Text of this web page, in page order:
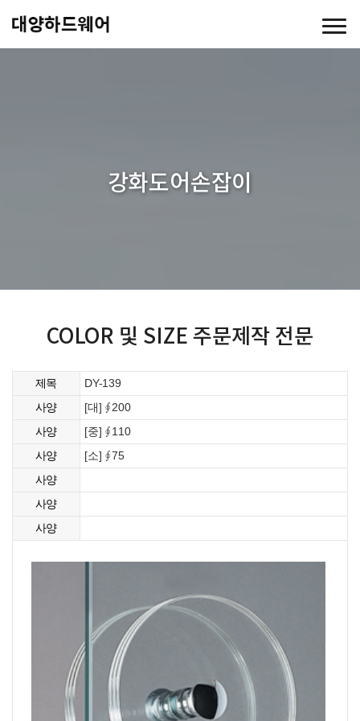
강화도어손잡이
COLOR 및 SIZE 주문제작 전문
제목 DY-139
사양 [대] ∮200
사양 [중] ∮110
사양 [소] ∮75
사양
사양
사양